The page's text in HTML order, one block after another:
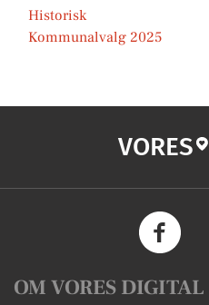
Historisk
Kommunalvalg 2025
VORES
OM VORES DIGITAL